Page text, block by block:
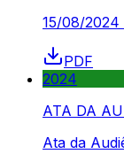
15/08/2024
PDF
2024
ATA DA
Ata da